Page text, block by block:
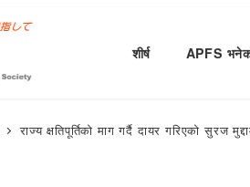
शीर्ष APFS
राज्य क्षतिपूर्तिको माग गर्दै दायर गरिएको सुरज